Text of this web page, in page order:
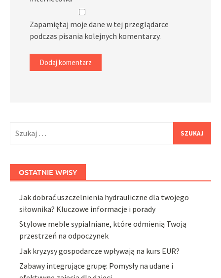
Zapamiętaj moje dane w tej przeglądarce
podczas pisania kolejnych komentarzy.
OSTATNIE WPISY
Jak dobrać uszczelnienia hydrauliczne dla twojego
siłownika? Kluczowe informacje i porady
Stylowe meble sypialniane, które odmienią Twoją
przestrzeń na odpoczynek
Jak kryzysy gospodarcze wpływają na kurs EUR?
Zabawy integrujące grupę: Pomysły na udane i